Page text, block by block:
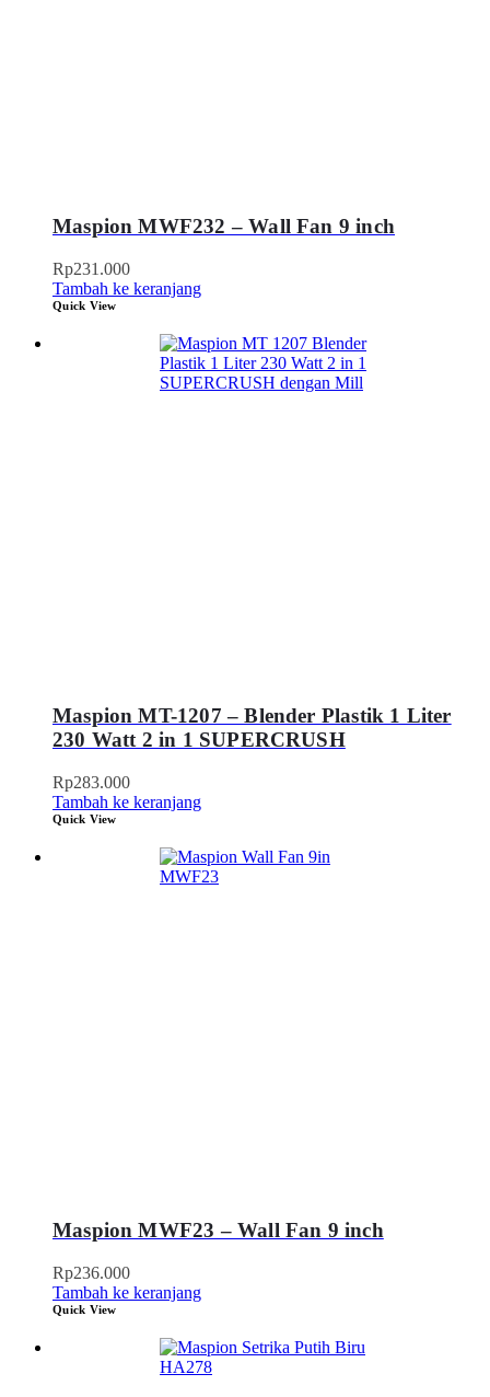
Maspion MWF232 – Wall Fan 9 inch
Rp231.000
Tambah ke keranjang
Quick View
Maspion MT-1207 – Blender Plastik 1 Liter
230 Watt 2 in 1 SUPERCRUSH
Rp283.000
Tambah ke keranjang
Quick View
Maspion MWF23 – Wall Fan 9 inch
Rp236.000
Tambah ke keranjang
Quick View